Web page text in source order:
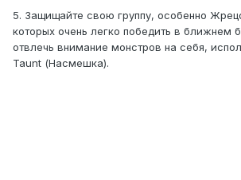
5. Защищайте свою группу, особенно
которых очень легко победить в ближнем
отвлечь внимание монстров на себя,
Taunt (Насмешка).